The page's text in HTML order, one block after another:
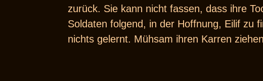
zurück. Sie kann nicht fassen, dass ihre
Soldaten folgend, in der Hoffnung, Eilif zu
nichts gelernt. Mühsam ihren Karren